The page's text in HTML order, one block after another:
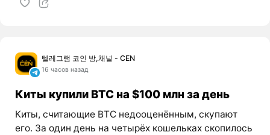
텔레그램 코인 방,채널 - CEN
16 часов назад
Киты купили BTC на $100 млн за день
Киты, считающие BTC недооценённым, скупают
его. За один день на четырёх кошельках скопилось